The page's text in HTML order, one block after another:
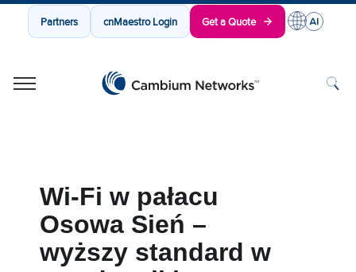
Partners cnMaestro Login Get a Quote
Wi-Fi w pałacu
Osowa Sień –
wyższy standard w